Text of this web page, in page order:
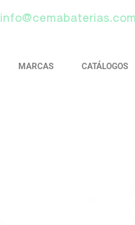
MARCAS CATÁLOGOS